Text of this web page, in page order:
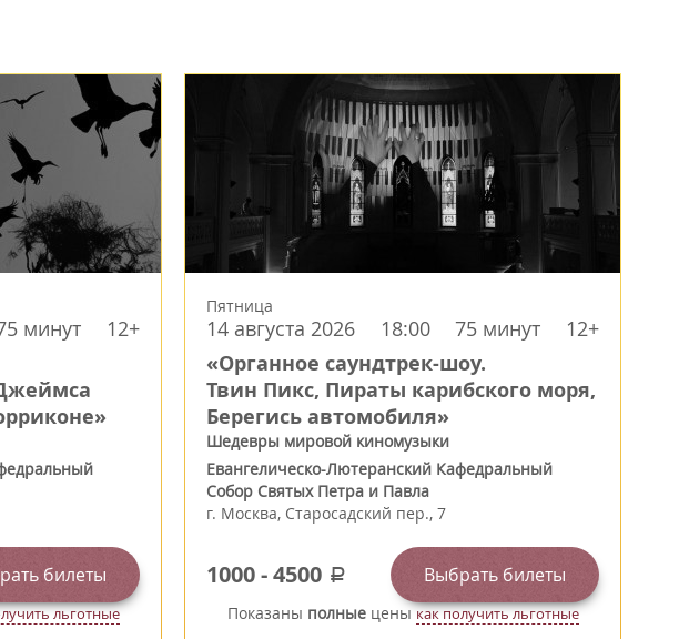
минут 12+
билеты
льготные
Пятница
14 августа 2026 18:00 75 минут 12+
«Органное саундтрек-шоу.
Твин Пикс, Пираты карибского моря,
Берегись автомобиля»
Шедевры мировой киномузыки
Евангелическо-Лютеранский Кафедральный
Собор Святых Петра и Павла
г. Москва, Старосадский пер., 7
1000-4500 a Выбрать билеты
Показаны полныеценыкак получить льготные